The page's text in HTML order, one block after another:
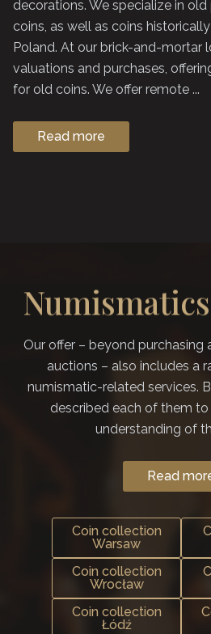
decorations. We specialize in
coins, as well as coins
Poland. At our brick-and-mortar
valuations and purchases,
for old coins. We offer remote ...
Read more
Our offer – beyond purchasing
auctions – also includes a
numismatic-related services.
described each of them
understanding of
Read
Coin collection
Warsaw
Coin collection
Wrocław
Coin collection
Łódź